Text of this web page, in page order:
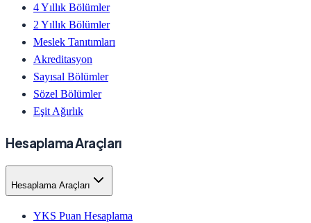
4 Yıllık Bölümler
2 Yıllık Bölümler
Meslek Tanıtımları
Akreditasyon
Sayısal Bölümler
Sözel Bölümler
Eşit Ağırlık
Hesaplama Araçları
Hesaplama Araçları
YKS Puan Hesaplama